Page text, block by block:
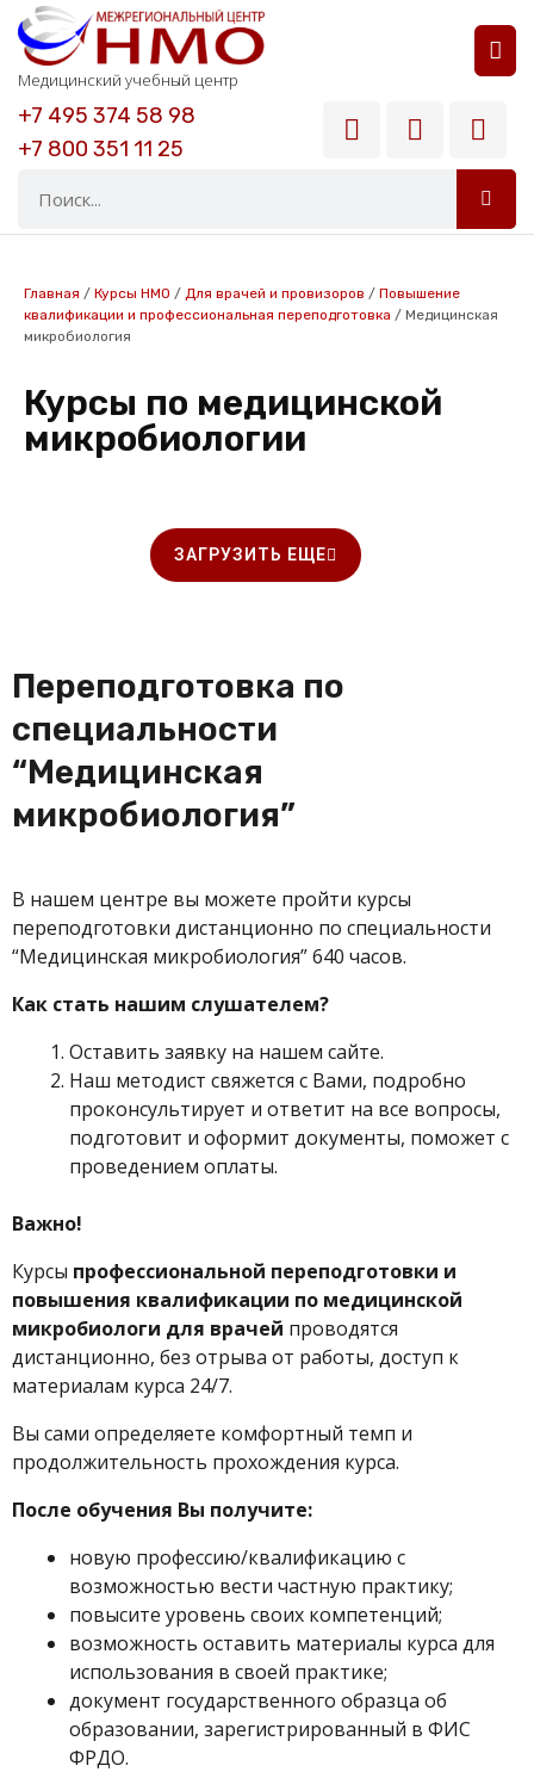
Медицинский учебный центр
+7 495 374 58 98
+7 800 351 11 25
Главная / Курсы НМО / Для врачей и провизоров / Повышение
квалификации и профессиональная переподготовка / Медицинская
микробиология
Курсы по медицинской
микробиологии
ЗАГРУЗИТЬ ЕЩЕ
Переподготовка по
специальности
“Медицинская
микробиология”
В нашем центре вы можете пройти курсы
переподготовки дистанционно по специальности
“Медицинская микробиология” 640 часов.
Как стать нашим слушателем?
Оставить заявку на нашем сайте.
Наш методист свяжется с Вами, подробно
проконсультирует и ответит на все вопросы,
подготовит и оформит документы, поможет с
проведением оплаты.
Важно!
Курсы профессиональной переподготовки и
повышения квалификации по медицинской
микробиологи для врачей проводятся
дистанционно, без отрыва от работы, доступ к
материалам курса 24/7.
Вы сами определяете комфортный темп и
продолжительность прохождения курса.
После обучения Вы получите:
новую профессию/квалификацию с
возможностью вести частную практику;
повысите уровень своих компетенций;
возможность оставить материалы курса для
использования в своей практике;
документ государственного образца об
образовании, зарегистрированный в ФИС
ФРДО.